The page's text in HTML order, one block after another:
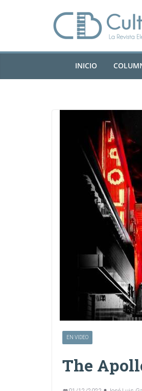
INICIO
EN VIDEO
The